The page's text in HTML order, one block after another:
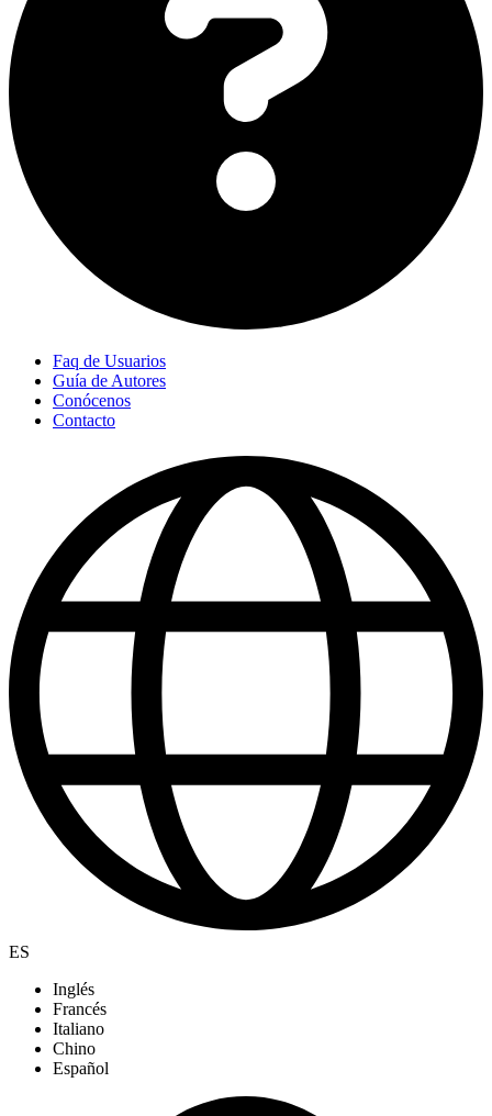
Faq de Usuarios
Guía de Autores
Conócenos
Contacto
ES
Inglés
Francés
Italiano
Chino
Español